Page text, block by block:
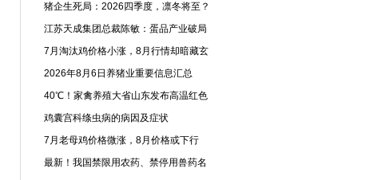
猪企生死局：2026四季度，凛冬将至？
江苏天成集团总裁陈敏：蛋品产业破局
7月淘汰鸡价格小涨，8月行情却暗藏玄
2026年8月6日养猪业重要信息汇总
40℃！家禽养殖大省山东发布高温红色
鸡囊宫科绦虫病的病因及症状
7月老母鸡价格微涨，8月价格或下行
最新！我国禁限用农药、禁停用兽药名